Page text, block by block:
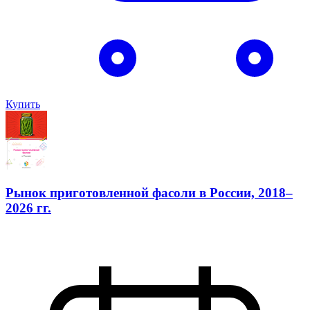
Купить
Рынок приготовленной фасоли в России, 2018–
2026 гг.